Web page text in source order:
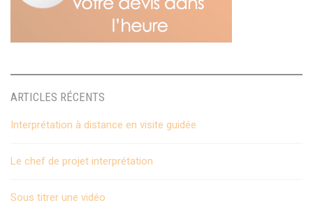
ARTICLES RÉCENTS
Interprétation à distance en visite guidée
Le chef de projet interprétation
Sous titrer une vidéo